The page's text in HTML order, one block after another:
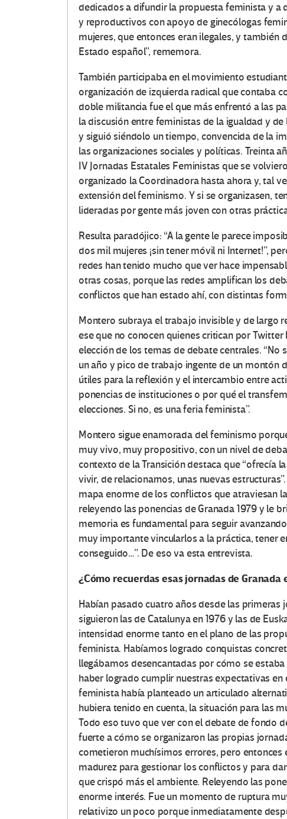
dedicados a difundir la propuesta feminista y a
y reproductivos con apoyo de ginecólogas
mujeres, que entonces eran ilegales, y también
Estado español”, rememora.
También participaba en el movimiento
organización de izquierda radical que contaba
doble militancia fue el que más enfrentó a las
la discusión entre feministas de la igualdad y
y siguió siéndolo un tiempo, convencida de la
las organizaciones sociales y políticas. Treinta
IV Jornadas Estatales Feministas que se
organizado la Coordinadora hasta ahora y, tal
extensión del feminismo. Y si se organizasen,
lideradas por gente más joven con otras
Resulta paradójico: “A la gente le parece
dos mil mujeres ¡sin tener móvil ni Internet!”,
redes han tenido mucho que ver hace
otras cosas, porque las redes amplifican los
conflictos que han estado ahí, con distintas
Montero subraya el trabajo invisible y de largo
ese que no conocen quienes critican por
elección de los temas de debate centrales.
un año y pico de trabajo ingente de un montón
útiles para la reflexión y el intercambio entre
ponencias de instituciones o por qué el
elecciones. Si no, es una feria feminista”.
Montero sigue enamorada del feminismo
muy vivo, muy propositivo, con un nivel de
contexto de la Transición destaca que “ofrecía
vivir, de relacionarnos, unas nuevas
mapa enorme de los conflictos que atraviesan
releyendo las ponencias de Granada 1979 y le
memoria es fundamental para seguir
muy importante vincularlos a la práctica, tener
conseguido…”. De eso va esta entrevista.
¿Cómo recuerdas esas jornadas de Granada
Habían pasado cuatro años desde las primeras
siguieron las de Catalunya en 1976 y las de
intensidad enorme tanto en el plano de las
feminista. Habíamos logrado conquistas
llegábamos desencantadas por cómo se
haber logrado cumplir nuestras expectativas
feminista había planteado un articulado
hubiera tenido en cuenta, la situación para las
Todo eso tuvo que ver con el debate de fondo
fuerte a cómo se organizaron las propias
cometieron muchísimos errores, pero
madurez para gestionar los conflictos y para
que crispó más el ambiente. Releyendo las
enorme interés. Fue un momento de ruptura
relativizo un poco porque inmediatamente